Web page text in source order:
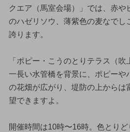
クエア（馬室会場）」では、赤や
のハゼリソウ、薄紫色の麦なでし
誇ります。
「ポピー・こうのとりテラス（
一長い水管橋を背景に、ポピーや
の花畑が広がり、堤防の上からは
望できますよ。
開催時間は10時〜16時。色とり